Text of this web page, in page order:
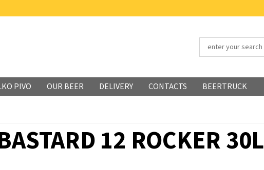
PIVO OUR BEER DELIVERY CONTACTS BEERTRUCK
12 ROCKER 30L